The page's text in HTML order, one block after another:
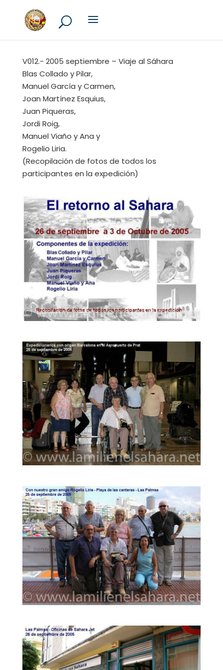
V012.- 2005 septiembre – Viaje al Sáhara
Blas Collado y Pilar,
Manuel García y Carmen,
Joan Martínez Esquius,
Juan Piqueras,
Jordi Roig,
Manuel Viaño y Ana y
Rogelio Liria.
(Recopilación de fotos de todos los
participantes en la expedición)